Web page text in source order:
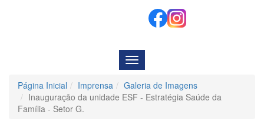
Menu
de
Navegação
Página Inicial Imprensa
Galeria de Imagens
Inauguração da unidade ESF - Estratégia Saúde da
Família - Setor G.